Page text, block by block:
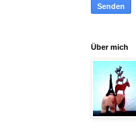
Über mich